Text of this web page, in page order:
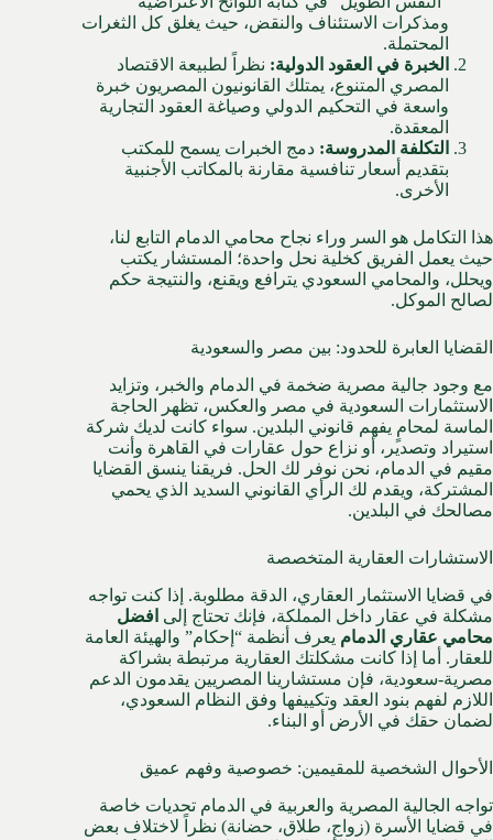
ومذكرات الاستئناف والنقض، حيث يغلق كل الثغرات
المحتملة.
الخبرة في العقود الدولية: نظراً لطبيعة الاقتصاد
المصري المتنوع، يمتلك القانونيون المصريون خبرة
واسعة في التحكيم الدولي وصياغة العقود التجارية
المعقدة.
التكلفة المدروسة: دمج الخبرات يسمح للمكتب
بتقديم أسعار تنافسية مقارنة بالمكاتب الأجنبية
الأخرى.
هذا التكامل هو السر وراء نجاح محامي الدمام التابع لنا،
حيث يعمل الفريق كخلية نحل واحدة؛ المستشار يكتب
ويحلل، والمحامي السعودي يترافع ويقنع، والنتيجة حكم
لصالح الموكل.
القضايا العابرة للحدود: بين مصر والسعودية
مع وجود جالية مصرية ضخمة في الدمام والخبر، وتزايد
الاستثمارات السعودية في مصر والعكس، تظهر الحاجة
الماسة لمحامٍ يفهم قانوني البلدين. سواء كانت لديك شركة
استيراد وتصدير، أو نزاع حول عقارات في القاهرة وأنت
مقيم في الدمام، نحن نوفر لك الحل. فريقنا ينسق القضايا
المشتركة، ويقدم لك الرأي القانوني السديد الذي يحمي
مصالحك في البلدين.
الاستشارات العقارية المتخصصة
في قضايا الاستثمار العقاري، الدقة مطلوبة. إذا كنت تواجه
مشكلة في عقار داخل المملكة، فإنك تحتاج إلى افضل
محامي عقاري الدمام يعرف أنظمة “إحكام” والهيئة العامة
للعقار. أما إذا كانت مشكلتك العقارية مرتبطة بشراكة
مصرية-سعودية، فإن مستشارينا المصريين يقدمون الدعم
اللازم لفهم بنود العقد وتكييفها وفق النظام السعودي،
لضمان حقك في الأرض أو البناء.
الأحوال الشخصية للمقيمين: خصوصية وفهم عميق
تواجه الجالية المصرية والعربية في الدمام تحديات خاصة
في قضايا الأسرة (زواج، طلاق، حضانة) نظراً لاختلاف بعض